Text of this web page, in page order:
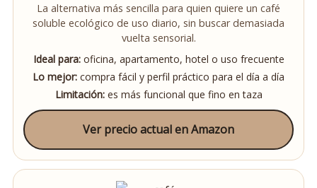
La alternativa más sencilla para quien quiere un café
soluble ecológico de uso diario, sin buscar demasiada
vuelta sensorial.
Ideal para:oficina, apartamento, hotel o uso frecuente
Lo mejor: compra fácil y perfil práctico para el día a día
Limitación:es más funcional que fino en taza
Ver precio actual en Amazon